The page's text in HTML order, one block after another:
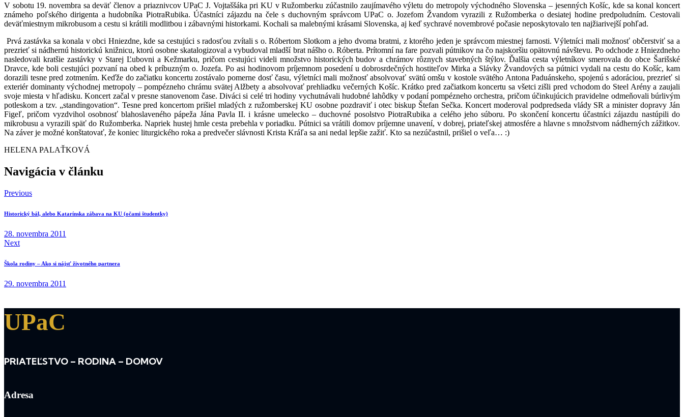
V sobotu 19. novembra sa deväť členov a priaznivcov UPaC J. Vojtaššáka pri KU v Ružomberku zúčastnilo zaujímavého výletu do metropoly východného Slovenska – jesenných Košíc, kde sa konal koncert
známeho poľského dirigenta a hudobníka PiotraRubika. Účastníci zájazdu na čele s duchovným správcom UPaC o. Jozefom Žvandom vyrazili z Ružomberka o desiatej hodine predpoludním. Cestovali
deväťmiestnym mikrobusom a cestu si krátili modlitbou i zábavnými historkami. Kochali sa malebnými krásami Slovenska, aj keď sychravé novembrové počasie neposkytovalo ten najžiarivejší pohľad.
Prvá zastávka sa konala v obci Hniezdne, kde sa cestujúci s radosťou zvítali s o. Róbertom Slotkom a jeho dvoma bratmi, z ktorého jeden je správcom miestnej farnosti. Výletníci mali možnosť občerstviť sa a
prezrieť si nádhernú historickú knižnicu, ktorú osobne skatalogizoval a vybudoval mladší brat nášho o. Róberta. Prítomní na fare pozvali pútnikov na čo najskoršiu opätovnú návštevu. Po odchode z Hniezdneho
nasledovali kratšie zastávky v Starej Ľubovni a Kežmarku, pričom cestujúci videli množstvo historických budov a chrámov rôznych stavebných štýlov. Ďalšia cesta výletníkov smerovala do obce Šarišské
Dravce, kde boli cestujúci pozvaní na obed k príbuzným o. Jozefa. Po asi hodinovom príjemnom posedení u dobrosrdečných hostiteľov Mirka a Slávky Žvandových sa pútnici vydali na cestu do Košíc, kam
dorazili tesne pred zotmením. Keďže do začiatku koncertu zostávalo pomerne dosť času, výletníci mali možnosť absolvovať svätú omšu v kostole svätého Antona Paduánskeho, spojenú s adoráciou, prezrieť si
exteriér dominanty východnej metropoly – pompézneho chrámu svätej Alžbety a absolvovať prehliadku večerných Košíc. Krátko pred začiatkom koncertu sa všetci zišli pred vchodom do Steel Arény a zaujali
svoje miesta v hľadisku. Koncert začal v presne stanovenom čase. Diváci si celé tri hodiny vychutnávali hudobné lahôdky v podaní pompézneho orchestra, pričom účinkujúcich pravidelne odmeňovali búrlivým
potleskom a tzv. „standingovation“. Tesne pred koncertom prišiel mladých z ružomberskej KU osobne pozdraviť i otec biskup Štefan Sečka. Koncert moderoval podpredseda vlády SR a minister dopravy Ján
Figeľ, pričom vyzdvihol osobnosť blahoslaveného pápeža Jána Pavla II. i krásne umelecko – duchovné posolstvo PiotraRubika a celého jeho súboru. Po skončení koncertu účastníci zájazdu nastúpili do
mikrobusu a vyrazili späť do Ružomberka. Napriek hustej hmle cesta prebehla v poriadku. Pútnici sa vrátili domov príjemne unavení, v dobrej, priateľskej atmosfére a hlavne s množstvom nádherných zážitkov.
Na záver je možné konštatovať, že koniec liturgického roka a predvečer slávnosti Krista Kráľa sa ani nedal lepšie zažiť. Kto sa nezúčastnil, prišiel o veľa… :)
HELENA PALAŤKOVÁ
Navigácia v článku
Previous
Historický bál, alebo Katarínska zábava na KU (očami študentky)
28. novembra 2011
Next
Škola rodiny – Ako si nájsť životného partnera
29. novembra 2011
UPaC
PRIATEĽSTVO – RODINA – DOMOV
Adresa